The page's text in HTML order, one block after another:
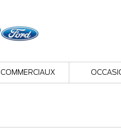
COMMERCIAUX